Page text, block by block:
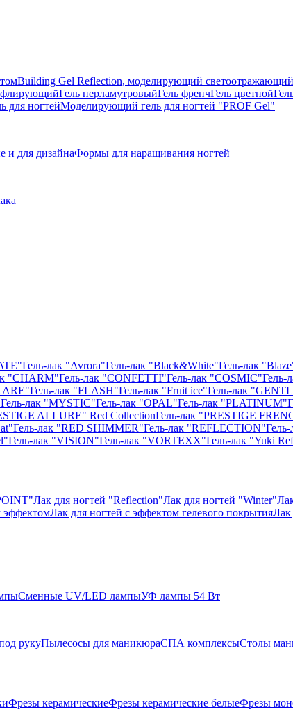
Building Gel Reflection, моделирующий светоотражающий
Гель перламутровыйГель френчГель цветной
для ногтейМоделирующий гель для ногтей "PROF Gel"
и для дизайнаФормы для наращивания ногтей
Гель-лак "Avrora"Гель-лак "Black&White"Гель-лак
"CHARM"Гель-лак "CONFETTI"Гель-лак "COSMIC"Гель-
Гель-лак "FLASH"Гель-лак "Fruit ice"Гель-лак
Гель-лак "MYSTIC"Гель-лак "OPAL"Гель-лак "PLATINUM"
ALLURE" Red CollectionГель-лак "PRESTIGE
Гель-лак "RED SHIMMER"Гель-лак "REFLECTION"
Гель-лак "VISION"Гель-лак "VORTEXX"Гель-лак "Yuki
Лак для ногтей "Reflection"Лак для ногтей "Winter"
эффектомЛак для ногтей с эффектом гелевого покрытияЛак
Сменные UV/LED лампыУФ лампы 54 Вт
рукуПылесосы для маникюраСПА комплексыСтолы
Фрезы керамическиеФрезы керамические белыеФрезы